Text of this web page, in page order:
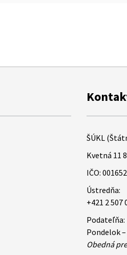
ŠÚKL
Kvetná 11
IČO:
Ústredňa:
+421 2 507
Podateľňa:
Pondelok –
Obedná